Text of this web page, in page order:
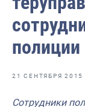
Выставки и
Научно-
Рыбоохрана
Отрасль в
полиции
21 СЕНТЯБРЯ 2015
Сотрудники